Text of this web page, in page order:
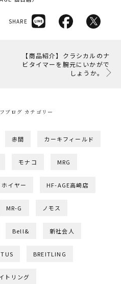
SHARE
【商品紹介】クラシカルのナ
ビタイマーを腕元にいかがで
しょうか。
ブログ カテゴリー
赤間 カーキフィールド
モナコ MRG
ホイヤー HF-AGE高崎店
MR-G ノモス
Bell& 新社会人
BREITLING
トリング